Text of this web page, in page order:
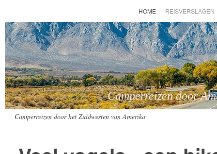
Camperreizen door
Camperreizen door het Zuidwesten van Amerika
HOME REISVERSLAGEN